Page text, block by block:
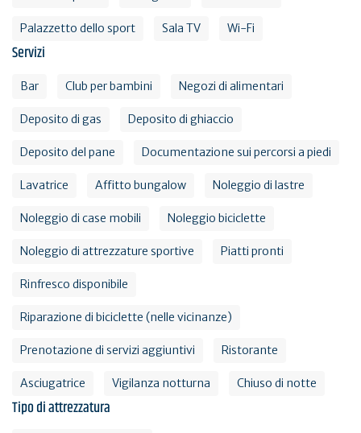
Palazzetto dello sport Sala TV Wi-Fi
Servizi
Bar Club per bambini Negozi di alimentari
Deposito di gas Deposito di ghiaccio
Deposito del pane Documentazione sui percorsi a piedi
Lavatrice Affitto bungalow Noleggio di lastre
Noleggio di case mobili Noleggio biciclette
Noleggio di attrezzature sportive Piatti pronti
Rinfresco disponibile
Riparazione di biciclette (nelle vicinanze)
Prenotazione di servizi aggiuntivi Ristorante
Asciugatrice Vigilanza notturna Chiuso di notte
Tipo di attrezzatura